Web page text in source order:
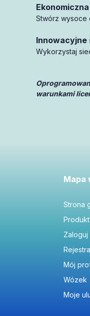
Stwórz wysoce
Innowacyjne
Wykorzystaj
warunkami
Mapa
Strona
Zaloguj
Mój
Wózek
Moje